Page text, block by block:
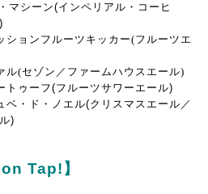
シーン(インペリアル・コーヒ
ョンフルーツキッカー(フルーツエ
ル(セゾン／ファームハウスエール)
ゥーフ(フルーツサワーエール)
・ド・ノエル(クリスマスエール／
)
Tap!】